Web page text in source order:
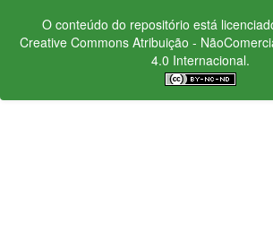
O conteúdo do repositório está
Creative CommonsAtribuição -
4.0 Internacional.